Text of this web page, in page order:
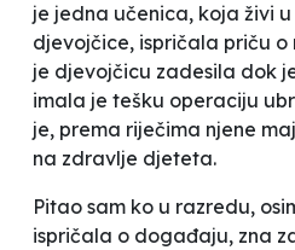
je jedna učenica, koja živi
djevojčice, ispričala priču o
je djevojčicu zadesila dok
imala je tešku operaciju
je, prema riječima njene
na zdravlje djeteta.
Pitao sam ko u razredu,
ispričala o događaju, zna